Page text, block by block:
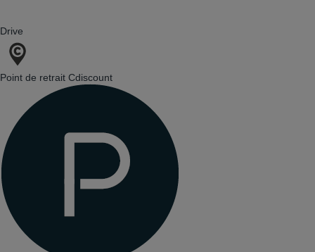
Drive
Point de retrait Cdiscount